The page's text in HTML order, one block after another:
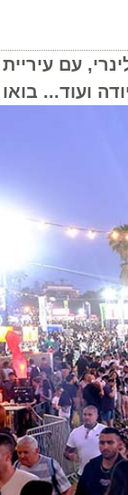
עם עיריית
בואו